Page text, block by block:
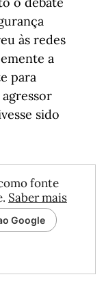
às redes
a
para
sido
fonte
Saber mais
Google